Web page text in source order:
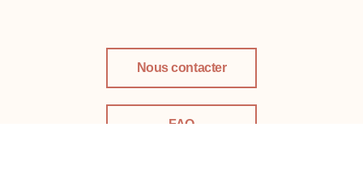
Nous contacter
FAQ